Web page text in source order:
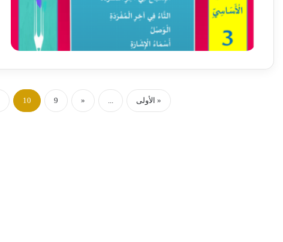
« الأولى ...
«
9
10